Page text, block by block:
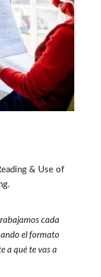
& Use of
cada
el formato
a qué te vas a